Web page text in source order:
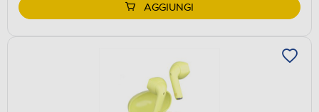
AGGIUNGI